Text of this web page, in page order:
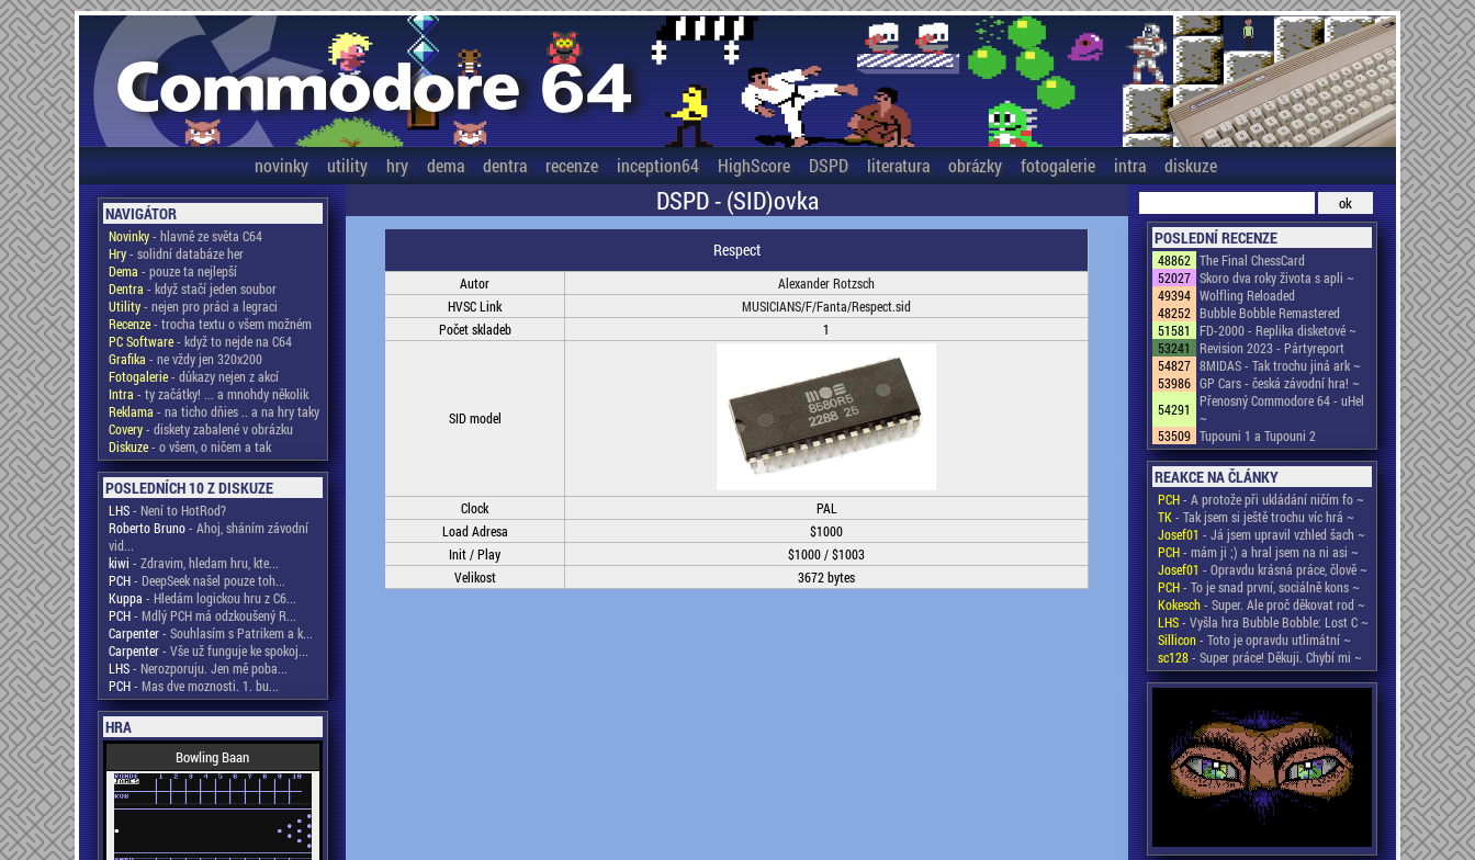
novinky utility hry dema dentra recenze inception64 HighScore DSPD literatura obrázky fotogalerie intra diskuze
NAVIGÁTOR
Novinky- hlavně ze světa C64
Hry- solidní databáze her
Dema - pouze ta nejlepší
Dentra - když stačí jeden soubor
Utility- nejen pro práci a legraci
Recenze- trocha textu o všem možném
PC Software- když to nejde na C64
Grafika - ne vždy jen 320x200
Fotogalerie- důkazy nejen z akcí
Intra - ty začátky! ... a mnohdy několik
Reklama - na ticho dňies .. a na hry taky
Covery- diskety zabalené v obrázku
Diskuze- o všem, o ničem a tak
POSLEDNÍCH 10 Z DISKUZE
LHS- Není to HotRod?
Roberto Bruno- Ahoj, sháním závodní
vid...
kiwi - Zdravim, hledam hru, kte...
PCH- DeepSeek našel pouze toh...
Kuppa - Hledám logickou hru z C6...
PCH- Mdlý PCH má odzkoušený R...
Carpenter- Souhlasím s Patrikem a k...
Carpenter- Vše už funguje ke spokoj...
LHS- Nerozporuju. Jen mě poba...
PCH- Mas dve moznosti. 1. bu...
HRA
Bowling Baan
DSPD - (SID)ovka
Respect
Autor
Alexander Rotzsch
HVSC Link
MUSICIANS/F/Fanta/Respect.sid
Počet skladeb
1
SID model
Clock
PAL
Load Adresa
$1000
Init / Play
$1000 / $1003
Velikost
3672 bytes
POSLEDNÍ RECENZE
48862 The Final ChessCard
52027 Skoro dva roky života s apli ~
49394 Wolfling Reloaded
48252 Bubble Bobble Remastered
51581
FD-2000 - Replika disketové ~
53241
Revision 2023 - Pártyreport
54827 8MIDAS - Tak trochu jiná ark ~
53986 GP Cars - česká závodní hra! ~
54291
Přenosný Commodore 64 - uHel
~
53509 Tupouni 1 a Tupouni 2
REAKCE NA ČLÁNKY
PCH- A protože při ukládání ničím fo ~
TK- Tak jsem si ještě trochu víc hrá ~
Josef01 - Já jsem upravil vzhled šach ~
PCH- mám ji ;) a hral jsem na ni asi ~
Josef01 - Opravdu krásná práce, člově ~
PCH- To je snad první, sociálně kons ~
Kokesch- Super. Ale proč děkovat rod ~
LHS- Vyšla hra Bubble Bobble: Lost C ~
Sillicon- Toto je opravdu utlimátní ~
sc128- Super práce! Děkuji. Chybí mi ~